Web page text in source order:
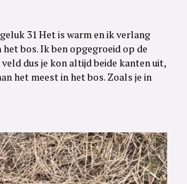
31 Het is warm en ik verlang
bos. Ik ben opgegroeid op de
dus je kon altijd beide kanten uit,
het meest in het bos. Zoals je in